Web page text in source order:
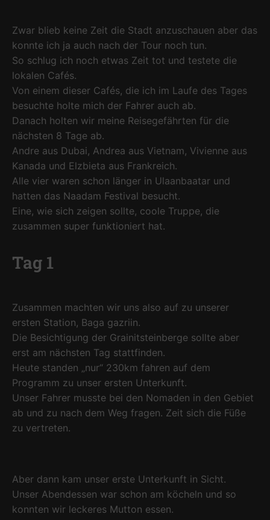
Zwar blieb keine Zeit die Stadt anzuschauen aber das
konnte ich ja auch nach der Tour noch tun.
So schlug ich noch etwas Zeit tot und testete die
lokalen Cafés.
Von einem dieser Cafés, die ich im Laufe des Tages
besuchte holte mich der Fahrer auch ab.
Danach holten wir meine Reisegefährten für die
nächsten 8 Tage ab.
Andre aus Dubai, Andrea aus Vietnam, Vivienne aus
Kanada und Elzbieta aus Frankreich.
Alle vier waren schon länger in Ulaanbaatar und
hatten das Naadam Festival besucht.
Eine, wie sich zeigen sollte, coole Truppe, die
zusammen super funktioniert hat.
Tag 1
Zusammen machten wir uns also auf zu unserer
ersten Station, Baga gazriin.
Die Besichtigung der Grainitsteinberge sollte aber
erst am nächsten Tag stattfinden.
Heute standen „nur“ 230km fahren auf dem
Programm zu unser ersten Unterkunft.
Unser Fahrer musste bei den Nomaden in den Gebiet
ab und zu nach dem Weg fragen. Zeit sich die Füße
zu vertreten.
Aber dann kam unser erste Unterkunft in Sicht.
Unser Abendessen war schon am köcheln und so
konnten wir leckeres Mutton essen.